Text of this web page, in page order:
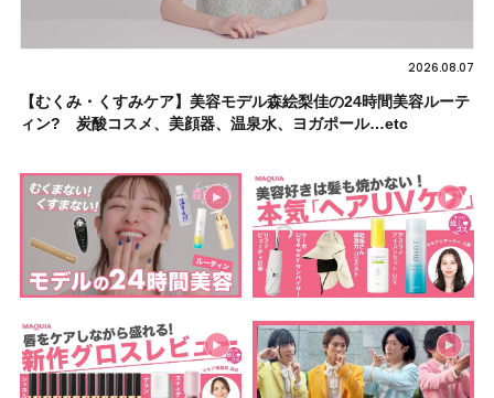
2026.08.07
【むくみ・くすみケア】美容モデル森絵梨佳の24時間美容ルーテ
ィン? 炭酸コスメ、美顔器、温泉水、ヨガポール…etc